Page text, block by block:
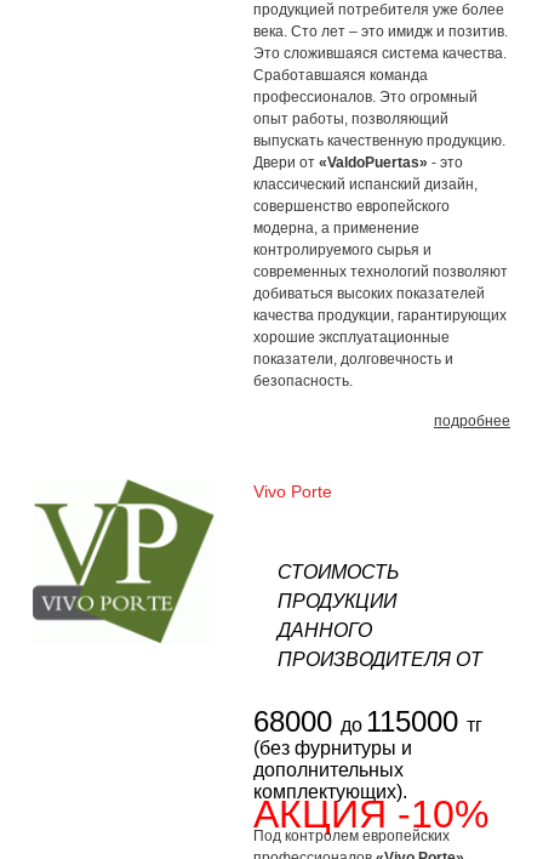
продукцией потребителя уже более
века. Сто лет – это имидж и позитив.
Это сложившаяся система качества.
Сработавшаяся команда
профессионалов. Это огромный
опыт работы, позволяющий
выпускать качественную продукцию.
Двери от «ValdoPuertas» - это
классический испанский дизайн,
совершенство европейского
модерна, а применение
контролируемого сырья и
современных технологий позволяют
добиваться высоких показателей
качества продукции, гарантирующих
хорошие эксплуатационные
показатели, долговечность и
безопасность.
подробнее
Vivo Porte
СТОИМОСТЬ
ПРОДУКЦИИ
ДАННОГО
ПРОИЗВОДИТЕЛЯ ОТ
68000 до 115000 тг
(без фурнитуры и
дополнительных
комплектующих).
АКЦИЯ -10%
Под контролем европейских